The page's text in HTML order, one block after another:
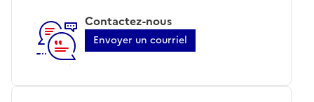
Contactez-nous
Envoyer un courriel